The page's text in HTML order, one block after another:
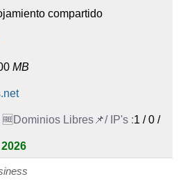
compartido
MB
1 / 0 /